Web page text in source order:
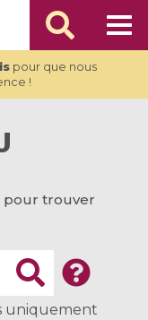
pour que nous
!
pour trouver
uniquement